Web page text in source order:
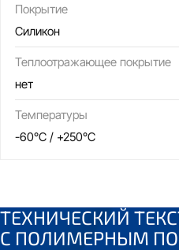
Покрытие
Силикон
Теплоотражающее покрытие
нет
Температуры
-60°C / +250°C
ТЕХНИЧЕСКИЙ
С ПОЛИМЕРНЫМ